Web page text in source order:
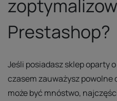
Prestashop?
Jeśli posiadasz sklep oparty
czasem zauważysz powolne
może być mnóstwo,